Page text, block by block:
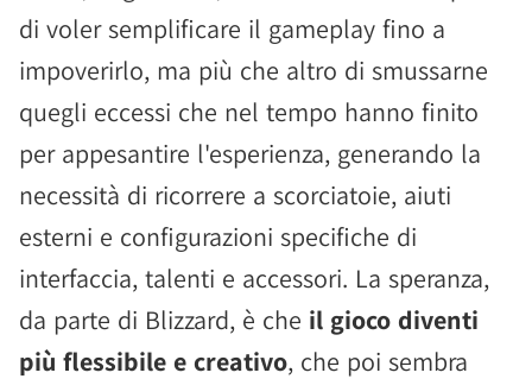
di voler semplificare il gameplay fino a
impoverirlo, ma più che altro di smussarne
quegli eccessi che nel tempo hanno finito
per appesantire l'esperienza, generando la
necessità di ricorrere a scorciatoie, aiuti
esterni e configurazioni specifiche di
interfaccia, talenti e accessori. La speranza,
da parte di Blizzard, è che il gioco diventi
più flessibile e creativo, che poi sembra